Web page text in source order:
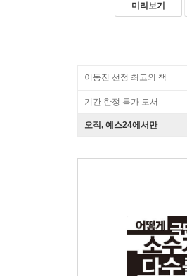
미리보기
이동진 선정 최고의 책
기간 한정 특가 도서
오직, 예스24에서만